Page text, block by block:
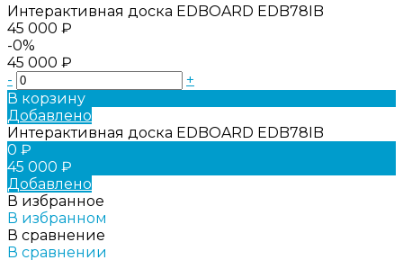
Интерактивная доска EDBOARD EDB78IB
45 000 ₽
-0%
45 000 ₽
-
+
В корзину
Добавлено
Интерактивная доска EDBOARD EDB78IB
0 ₽
45 000 ₽
Добавлено
В избранное
В избранном
В сравнение
В сравнении